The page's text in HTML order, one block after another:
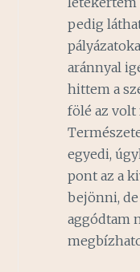
pedig
aránnyal
hittem a
fölé az volt
egyedi,
pont az a
bejönni,
aggódtam